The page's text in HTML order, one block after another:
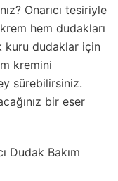
Onarıcı tesiriyle
hem dudakları
kuru dudaklar için
kremini
sürebilirsiniz.
bir eser
Dudak Bakım